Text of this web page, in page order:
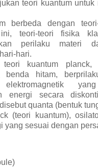
teori kuantum
berbeda dengan
teori-teori fisika
perilaku materi
hari.
teori kuantum planck,
benda hitam,
elektromagnetik
energi secara
quanta (bentuk
(teori kuantum),
yang sesuai dengan